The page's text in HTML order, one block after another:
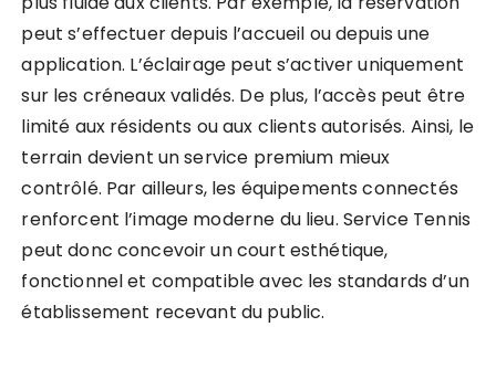
peut s’effectuer depuis l’accueil ou depuis une
application. L’éclairage peut s’activer uniquement
sur les créneaux validés. De plus, l’accès peut être
limité aux résidents ou aux clients autorisés. Ainsi, le
terrain devient un service premium mieux
contrôlé. Par ailleurs, les équipements connectés
renforcent l’image moderne du lieu. Service Tennis
peut donc concevoir un court esthétique,
fonctionnel et compatible avec les standards d’un
établissement recevant du public.